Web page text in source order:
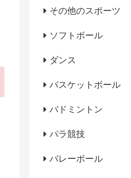
その他のスポーツ
ソフトボール
ダンス
バスケットボール
バドミントン
パラ競技
バレーボール